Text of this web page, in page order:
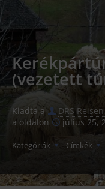
(vezetett
Kiadta a
DRS
a oldalon
július 25,
Kategóriák Címkék